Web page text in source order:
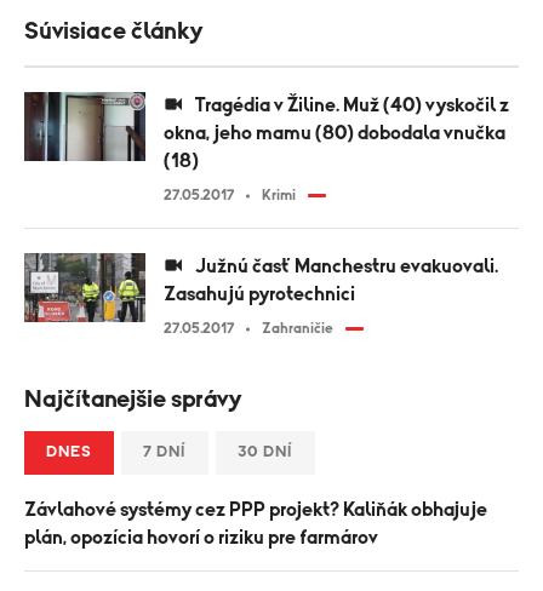
Súvisiace články
okna, jeho mamu (80) dobodala vnučka
(18)
27.05.2017 Krimi
Zasahujú pyrotechnici
27.05.2017 Zahraničie
Najčítanejšie správy
DNES 7 DNÍ 30 DNÍ
Závlahové systémy cez PPP projekt? Kaliňák obhajuje
plán, opozícia hovorí o riziku pre farmárov